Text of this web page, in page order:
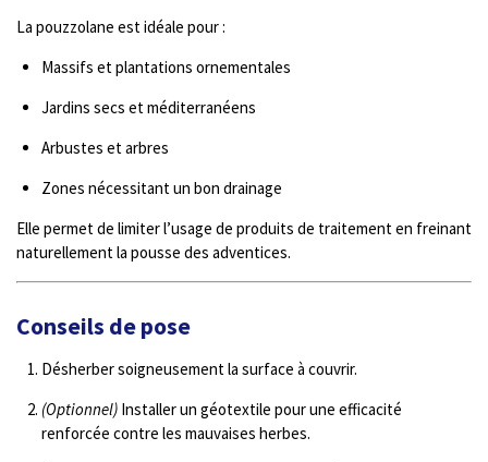
La pouzzolane est idéale pour :
Massifs et plantations ornementales
Jardins secs et méditerranéens
Arbustes et arbres
Zones nécessitant un bon drainage
Elle permet de limiter l’usage de produits de traitement en freinant
naturellement la pousse des adventices.
Conseils de pose
Désherber soigneusement la surface à couvrir.
(Optionnel)Installer un géotextile pour une efficacité
renforcée contre les mauvaises herbes.